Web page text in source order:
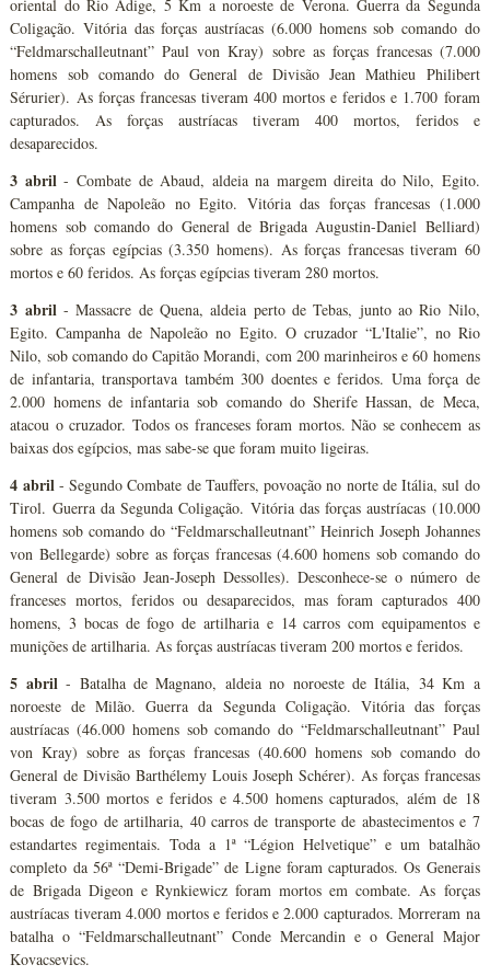
oriental do Rio Adige, 5 Km a noroeste de Verona. Guerra da Segunda
Coligação. Vitória das forças austríacas (6.000 homens sob comando do
“Feldmarschalleutnant” Paul von Kray) sobre as forças francesas (7.000
homens sob comando do General de Divisão Jean Mathieu Philibert
Sérurier). As forças francesas tiveram 400 mortos e feridos e 1.700 foram
capturados. As forças austríacas tiveram 400 mortos, feridos e
desaparecidos.
3 abril- Combate de Abaud, aldeia na margem direita do Nilo, Egito.
Campanha de Napoleão no Egito. Vitória das forças francesas (1.000
homens sob comando do General de Brigada Augustin-Daniel Belliard)
sobre as forças egípcias (3.350 homens). As forças francesas tiveram 60
mortos e 60 feridos. As forças egípcias tiveram 280 mortos.
3 abril- Massacre de Quena, aldeia perto de Tebas, junto ao Rio Nilo,
Egito. Campanha de Napoleão no Egito. O cruzador “L'Italie”, no Rio
Nilo, sob comando do Capitão Morandi, com 200 marinheiros e 60 homens
de infantaria, transportava também 300 doentes e feridos. Uma força de
2.000 homens de infantaria sob comando do Sherife Hassan, de Meca,
atacou o cruzador. Todos os franceses foram mortos. Não se conhecem as
baixas dos egípcios, mas sabe-se que foram muito ligeiras.
4 abril- Segundo Combate de Tauffers, povoação no norte de Itália, sul do
Tirol. Guerra da Segunda Coligação. Vitória das forças austríacas (10.000
homens sob comando do “Feldmarschalleutnant” Heinrich Joseph Johannes
von Bellegarde) sobre as forças francesas (4.600 homens sob comando do
General de Divisão Jean-Joseph Dessolles). Desconhece-se o número de
franceses mortos, feridos ou desaparecidos, mas foram capturados 400
homens, 3 bocas de fogo de artilharia e 14 carros com equipamentos e
munições de artilharia. As forças austríacas tiveram 200 mortos e feridos.
5 abril- Batalha de Magnano, aldeia no noroeste de Itália, 34 Km a
noroeste de Milão. Guerra da Segunda Coligação. Vitória das forças
austríacas (46.000 homens sob comando do “Feldmarschalleutnant” Paul
von Kray) sobre as forças francesas (40.600 homens sob comando do
General de Divisão Barthélemy Louis Joseph Schérer). As forças francesas
tiveram 3.500 mortos e feridos e 4.500 homens capturados, além de 18
bocas de fogo de artilharia, 40 carros de transporte de abastecimentos e 7
estandartes regimentais. Toda a 1ª “Légion Helvetique” e um batalhão
completo da 56ª “Demi-Brigade” de Ligne foram capturados. Os Generais
de Brigada Digeon e Rynkiewicz foram mortos em combate. As forças
austríacas tiveram 4.000 mortos e feridos e 2.000 capturados. Morreram na
batalha o “Feldmarschalleutnant” Conde Mercandin e o General Major
Kovacsevics.